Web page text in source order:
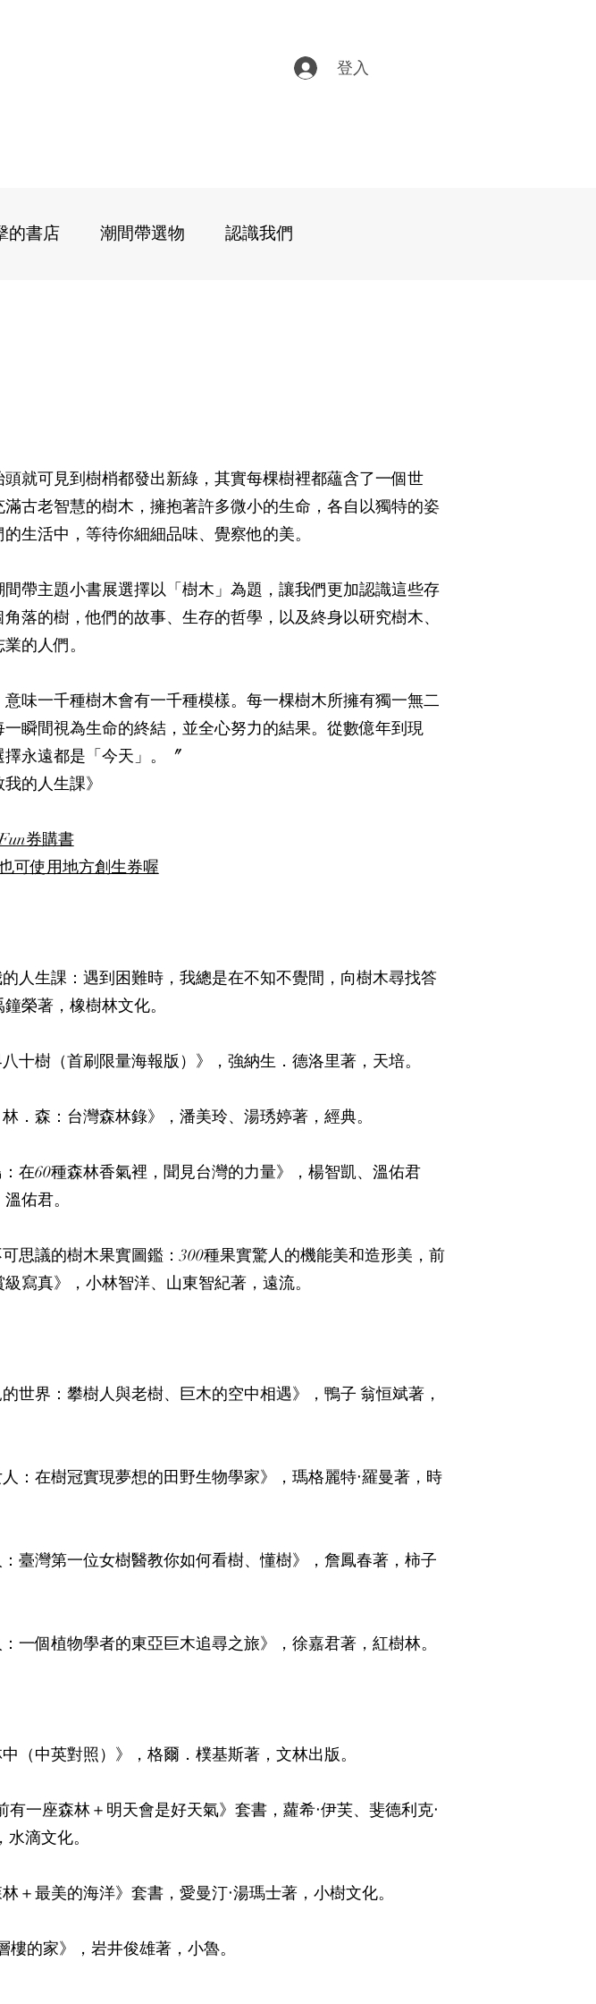
登入
的書店 潮間帶選物 認識我們
就可見到樹梢都發出新綠，其實每棵樹裡都蘊含了一個世
古老智慧的樹木，擁抱著許多微小的生命，各自以獨特的姿
生活中，等待你細細品味、覺察他的美。​
帶主題小書展選擇以「樹木」為題，讓我們更加認識這些存
落的樹，他們的故事、生存的哲學，以及終身以研究樹木、
的人們。​
意味一千種樹木會有一千種模樣。每一棵樹木所擁有獨一無二
一瞬間視為生命的終結，並全心努力的結果。從數億年到現
永遠都是「今天」。〞​
的人生課》​
券購書
可使用地方創生券喔
人生課：遇到困難時，我總是在不知不覺間，向樹木尋找答
榮著，橡樹林文化。​
十樹（首刷限量海報版）》，強納生．德洛里著，天培。​
．森：台灣森林錄》，潘美玲、湯琇婷著，經典。​
在60種森林香氣裡，聞見台灣的力量》，楊智凱、溫佑君
佑君。​
思議的樹木果實圖鑑：300種果實驚人的機能美和造形美，前
寫真》，小林智洋、山東智紀著，遠流。​
世界：攀樹人與老樹、巨木的空中相遇》，鴨子 翁恒斌著，
：在樹冠實現夢想的田野生物學家》，瑪格麗特‧羅曼著，時
臺灣第一位女樹醫教你如何看樹、懂樹》，詹鳳春著，柿子
一個植物學者的東亞巨木追尋之旅》，徐嘉君著，紅樹林。​
（中英對照）》，格爾．樸基斯著，文林出版。​
有一座森林＋明天會是好天氣》套書，蘿希‧伊芙、斐德利克‧
水滴文化。​
＋最美的海洋》套書，愛曼汀‧湯瑪士著，小樹文化。​
樓的家》，岩井俊雄著，小魯。​